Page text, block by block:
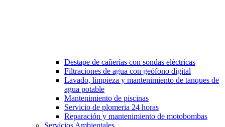
Destape de cañerías con sondas eléctricas
Filtraciones de agua con geófono digital
Lavado, limpieza y mantenimiento de tanques de
agua potable
Mantenimiento de piscinas
Servicio de plomeria 24 horas
Reparación y mantenimiento de motobombas
Servicios Ambientales